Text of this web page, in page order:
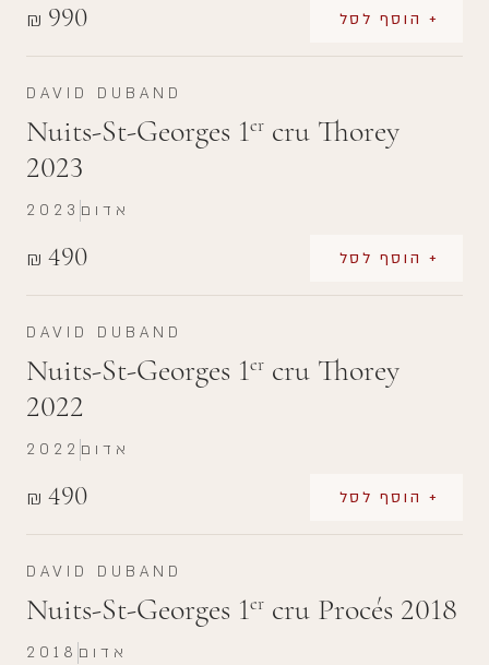
₪ 990 + הוסף לסל
DAVID DUBAND
Nuits-St-Georges 1er cru Thorey
2023
₪ 490 + הוסף לסל
2023 אדום
DAVID DUBAND
Nuits-St-Georges 1er cru Thorey
2022
₪ 490 + הוסף לסל
2022 אדום
DAVID DUBAND
Nuits-St-Georges 1er cru Procés 2018
2018 אדום